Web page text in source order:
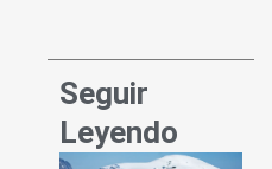
Seguir
Leyendo